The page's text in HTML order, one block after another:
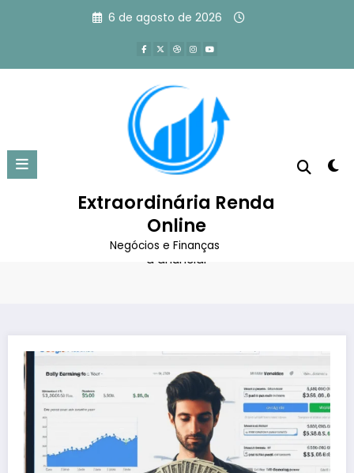
6 de agosto de 2026
Extraordinária Renda
Online
Negócios e Finanças
Google Ads: o que é, como
funciona e como começar a
anunciar
Página inicial
Marketing Digital
Google Ads: o que é, como funciona e como começar
a anunciar